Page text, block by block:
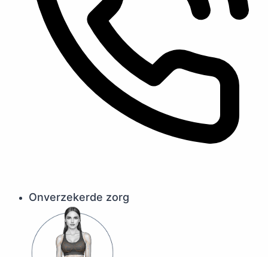
Onverzekerde zorg